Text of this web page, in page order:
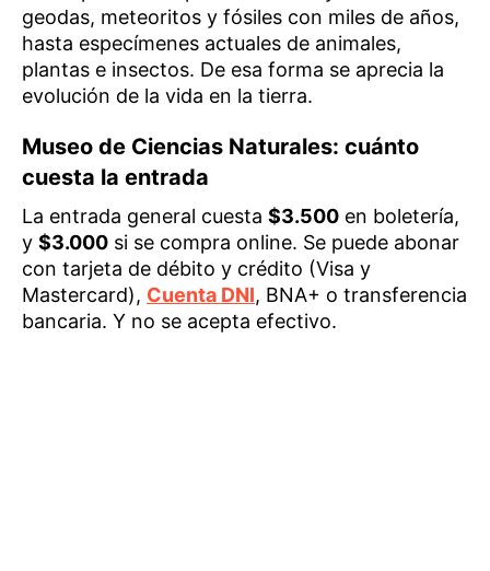
geodas, meteoritos y fósiles con miles de años,
hasta especímenes actuales de animales,
plantas e insectos. De esa forma se aprecia la
evolución de la vida en la tierra.
Museo de Ciencias Naturales: cuánto
cuesta la entrada
La entrada general cuesta $3.500 en boletería,
y $3.000 si se compra online. Se puede abonar
con tarjeta de débito y crédito (Visa y
Mastercard), Cuenta DNI, BNA+ o transferencia
bancaria. Y no se acepta efectivo.